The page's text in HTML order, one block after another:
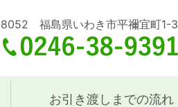
福島県いわき市平禰宜町1-3
お引き渡しまでの流れ